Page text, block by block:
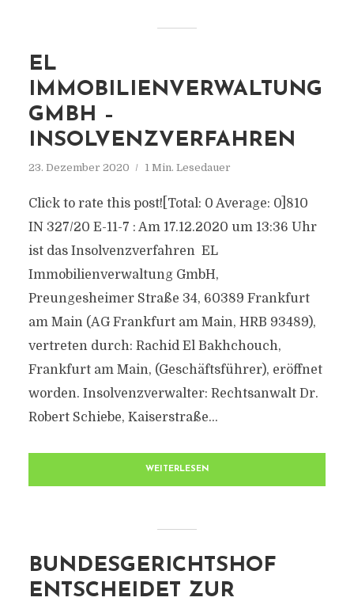
EL
IMMOBILIENVERWALTUNG
GMBH –
INSOLVENZVERFAHREN
23. Dezember 2020 1 Min. Lesedauer
Click to rate this post![Total: 0 Average: 0]810
IN 327/20 E-11-7 : Am 17.12.2020 um 13:36 Uhr
ist das Insolvenzverfahren EL
Immobilienverwaltung GmbH,
Preungesheimer Straße 34, 60389 Frankfurt
am Main (AG Frankfurt am Main, HRB 93489),
vertreten durch: Rachid El Bakhchouch,
Frankfurt am Main, (Geschäftsführer), eröffnet
worden. Insolvenzverwalter: Rechtsanwalt Dr.
Robert Schiebe, Kaiserstraße...
WEITERLESEN
BUNDESGERICHTSHOF
ENTSCHEIDET ZUR